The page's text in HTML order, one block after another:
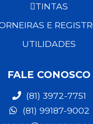
TINTAS
E
UTILIDADES
FALE CONOSCO
(81) 3972-7751
(81) 99187-9002